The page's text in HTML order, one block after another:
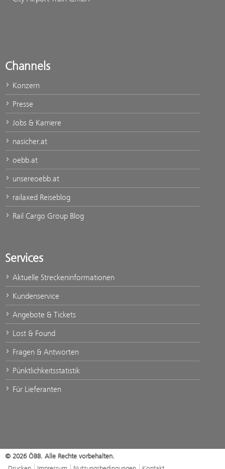
Channels
Konzern
Presse
Jobs & Karriere
nasicher.at
oebb.at
unsereoebb.at
railaxed Reiseblog
Rail Cargo Group Blog
Services
Aktuelle Streckeninformationen
Kundenservice
Angebote & Tickets
Lost & Found
Fragen & Antworten
Pünktlichkeitsstatistik
Für Lieferanten
© 2026 ÖBB. Alle Rechte vorbehalten.